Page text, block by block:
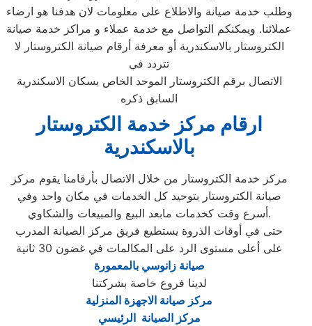
وطلب خدمة صيانة والاطلاع على معلومات لان هدفنا هو ارضاء
عملائنا. ويمكنكم التواصل مع خدمة عملاء و مراكز خدمة صيانة
الكتروستار بالاسكندرية أو معرفة أرقام صيانة الكتروستار لا
تتردد في
الاتصال برقم الكتروستار الموحد الخاص بسكان الاسكندرية
السابق ذكره
ارقام مركز خدمة الكتروستار
بالاسكندرية
مركز خدمة الكتروستار من خلال الاتصال بأرقامنا يقوم مركز
صيانة الكتروستار بتوحيد كل الخدمات في مكان واحد وفي
أسرع وقت كخدمات مابعد البيع والمبيعات والشكاوي.
حتى في أوقات الذروة يستطيع فريق مركز الصيانة المدرب
على أعلى مستوى الرد على المكالمات في غضون 30 ثانية
صيانة زانوسي بالمعمورة
لدينا فروع خاصة بشركتنا
مركز صيانة الاجهزة المنزلية
مركز الصيانة الرئيسي